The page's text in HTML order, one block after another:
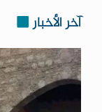
آخر الأخبار